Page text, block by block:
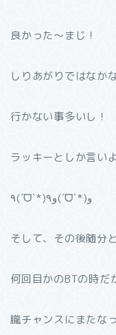
良かった〜まじ！
しりあがりではなか
行かない事多いし！
ラッキーとしか言い
٩(ˊᗜˋ*)و٩(ˊᗜˋ*)و
そして、その後随分
何回目かのBTの時だ
朧チャンスにまたな